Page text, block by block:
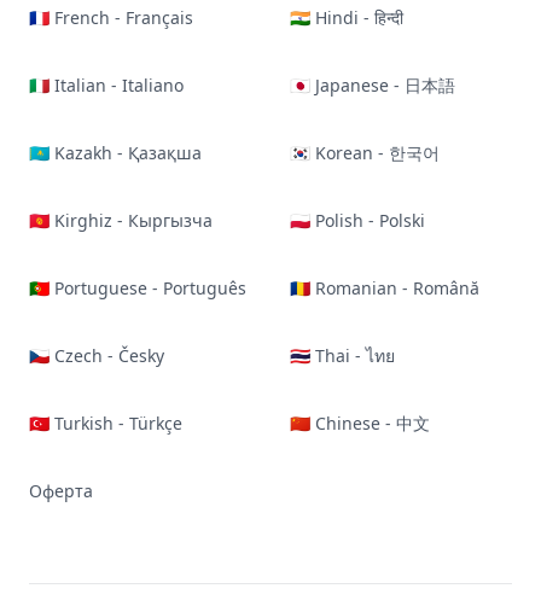
🇫🇷 French - Français 🇮🇳 Hindi - हिन्दी
🇮🇹 Italian - Italiano 🇯🇵 Japanese - 日本語
🇰🇿 Kazakh - Қазақша 🇰🇷 Korean - 한국어
🇰🇬 Kirghiz - Кыргызча 🇵🇱 Polish - Polski
🇵🇹 Portuguese - Português 🇷🇴 Romanian - Română
🇨🇿 Czech - Česky 🇹🇭 Thai - ไทย
🇹🇷 Turkish - Türkçe 🇨🇳 Chinese - 中文
Оферта